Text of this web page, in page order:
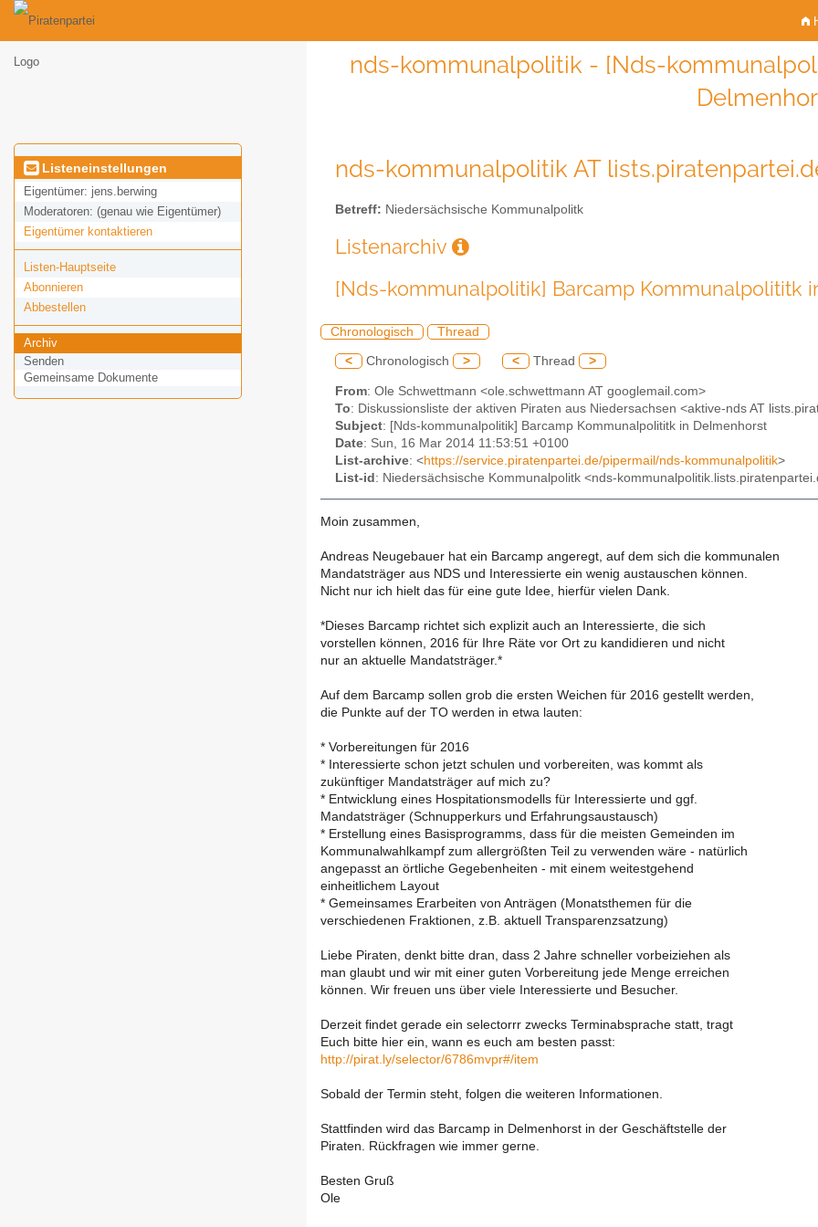
nds-kommunalpolitik - [Nds-
Listeneinstellungen
Eigentümer: jens.berwing
Moderatoren: (genau wie Eigentümer)
Eigentümer kontaktieren
Listen-Hauptseite
Abonnieren
Abbestellen
Archiv
Senden
Gemeinsame Dokumente
nds-kommunalpolitik AT
Betreff: Niedersächsische Kommunalpolitk
Listenarchiv
[Nds-kommunalpolitik] Barcamp Kommunalpolititk
Chronologisch Thread
< Chronologisch > < Thread >
From: Ole Schwettmann <ole.schwettmann AT googlemail.com>
To: Diskussionsliste der aktiven Piraten aus Niedersachsen <aktive-nds AT
Subject: [Nds-kommunalpolitik] Barcamp Kommunalpolititk in Delmenhorst
Date: Sun, 16 Mar 2014 11:53:51 +0100
List-archive: <https://service.piratenpartei.de/pipermail/nds-kommunalpolitik>
List-id : Niedersächsische Kommunalpolitk <nds-
Moin zusammen,
Andreas Neugebauer hat ein Barcamp angeregt, auf dem sich die kommunalen
Mandatsträger aus NDS und Interessierte ein wenig austauschen können.
Nicht nur ich hielt das für eine gute Idee, hierfür vielen Dank.
*Dieses Barcamp richtet sich explizit auch an Interessierte, die sich
vorstellen können, 2016 für Ihre Räte vor Ort zu kandidieren und nicht
nur an aktuelle Mandatsträger.*
Auf dem Barcamp sollen grob die ersten Weichen für 2016 gestellt werden,
die Punkte auf der TO werden in etwa lauten:
* Vorbereitungen für 2016
* Interessierte schon jetzt schulen und vorbereiten, was kommt als
zukünftiger Mandatsträger auf mich zu?
* Entwicklung eines Hospitationsmodells für Interessierte und ggf.
Mandatsträger (Schnupperkurs und Erfahrungsaustausch)
* Erstellung eines Basisprogramms, dass für die meisten Gemeinden im
Kommunalwahlkampf zum allergrößten Teil zu verwenden wäre - natürlich
angepasst an örtliche Gegebenheiten - mit einem weitestgehend
einheitlichem Layout
* Gemeinsames Erarbeiten von Anträgen (Monatsthemen für die
verschiedenen Fraktionen, z.B. aktuell Transparenzsatzung)
Liebe Piraten, denkt bitte dran, dass 2 Jahre schneller vorbeiziehen als
man glaubt und wir mit einer guten Vorbereitung jede Menge erreichen
können. Wir freuen uns über viele Interessierte und Besucher.
Derzeit findet gerade ein selectorrr zwecks Terminabsprache statt, tragt
Euch bitte hier ein, wann es euch am besten passt:
http://pirat.ly/selector/6786mvpr#/item
Sobald der Termin steht, folgen die weiteren Informationen.
Stattfinden wird das Barcamp in Delmenhorst in der Geschäftstelle der
Piraten. Rückfragen wie immer gerne.
Besten Gruß
Ole